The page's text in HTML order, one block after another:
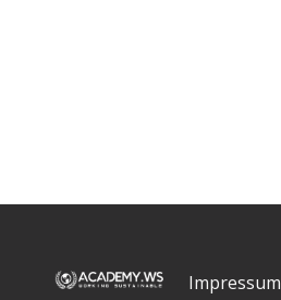
Impressum